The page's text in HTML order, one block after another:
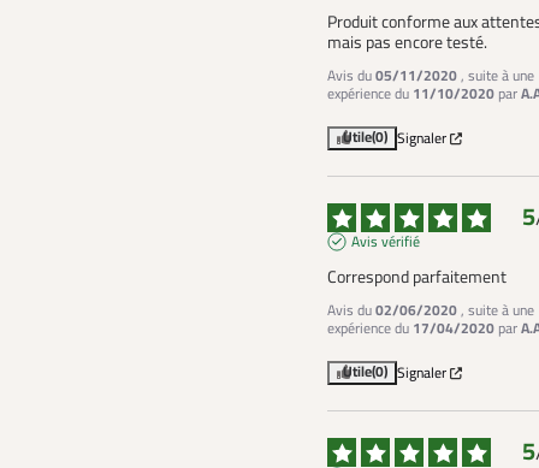
Produit conforme aux
mais pas encore testé.
Avis du05/11/2020, suite à une
expérience du 11/10/2020 par
Utile(0) Signaler
5
Avis vérifié
Correspond parfaitement
Avis du02/06/2020, suite à une
expérience du 17/04/2020 par
Utile(0) Signaler
5